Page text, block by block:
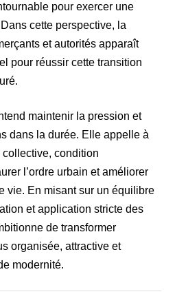
pour exercer une
cette perspective, la
et autorités apparaît
pour réussir cette transition
maintenir la pression et
dans la durée. Elle appelle à
condition
l’ordre urbain et améliorer
vie. En misant sur un équilibre
et application stricte des
de transformer
organisée, attractive et
modernité.